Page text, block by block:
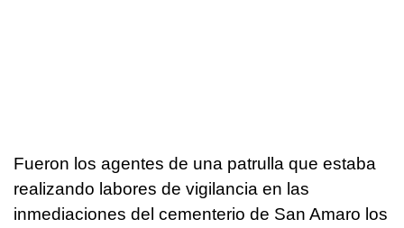
Fueron los agentes de una patrulla que estaba
realizando labores de vigilancia en las
inmediaciones del cementerio de San Amaro los